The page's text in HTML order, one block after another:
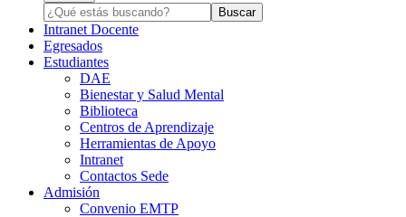
Intranet Docente
Egresados
Estudiantes
DAE
Bienestar y Salud Mental
Biblioteca
Centros de Aprendizaje
Herramientas de Apoyo​
Intranet
Contactos Sede
Admisión
Convenio EMTP